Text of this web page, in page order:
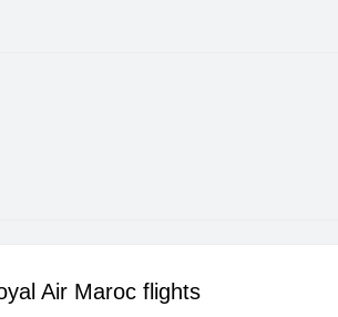
Air Maroc flights